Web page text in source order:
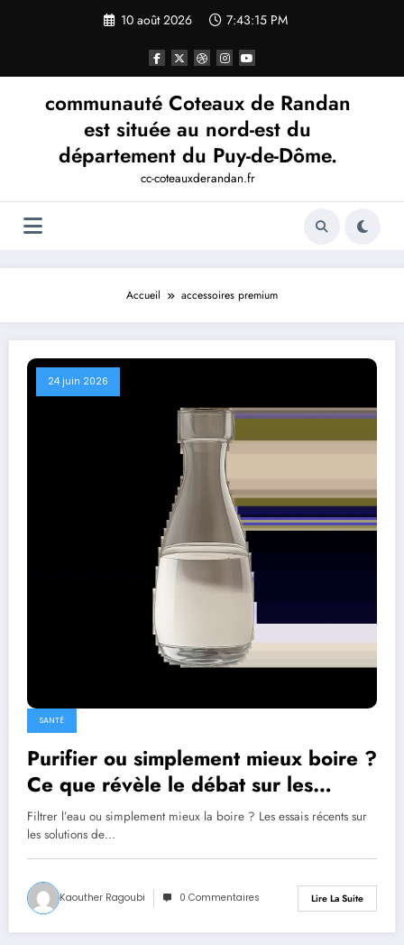
10 août 2026 7:43:15 PM
communauté Coteaux de Randan
est située au nord-est du
département du Puy-de-Dôme.
cc-coteauxderandan.fr
Accueil accessoires premium
24 juin 2026
SANTÉ
Purifier ou simplement mieux boire ?
Ce que révèle le débat sur les
carafes et pourquoi la carafe d’eau
classique reste une solution
pertinente au quotidien
Filtrer l’eau ou simplement mieux la boire ? Les essais récents sur
les solutions de…
Kaouther Ragoubi 0 Commentaires Lire La Suite